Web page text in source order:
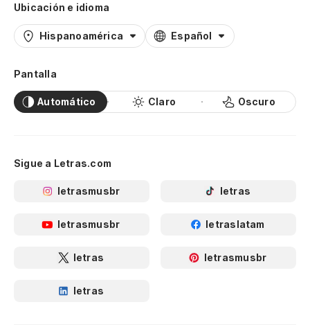
Ubicación e idioma
Hispanoamérica Español
Pantalla
Automático Claro Oscuro
Sigue a Letras.com
letrasmusbr letras
letrasmusbr letraslatam
letras letrasmusbr
letras